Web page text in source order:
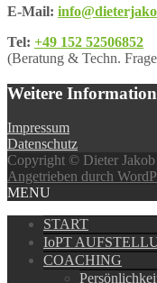
E-Mail:
Tel: +49 152 52506852
(Beratung & Techn.
Weitere
Impressum
Datenschutz
Copyright © Dieter Jakob
Angetrieben durch
MENU
START
IoPT
COACHING